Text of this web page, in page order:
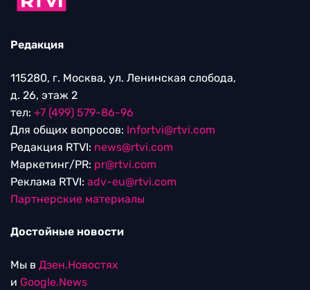
Редакция
115280, г. Москва, ул. Ленинская слобода,
д. 26, этаж 2
тел: +7 (499) 579-86-96
Для общих вопросов: Infortvi@rtvi.com
Редакция RTVI: news@rtvi.com
Маркетинг/PR: pr@rtvi.com
Реклама RTVI: adv-eu@rtvi.com
Партнерские материалы
Достойные новости
Мы в Дзен.Новостях
и Google.News